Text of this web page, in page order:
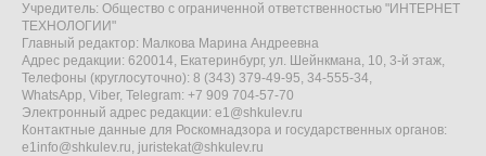
Учредитель: Общество с ограниченной ответственностью "ИНТЕРНЕТ
ТЕХНОЛОГИИ"
Главный редактор: Малкова Марина Андреевна
Адрес редакции: 620014, Екатеринбург, ул. Шейнкмана, 10, 3-й этаж,
Телефоны (круглосуточно): 8 (343) 379-49-95, 34-555-34,
WhatsApp, Viber, Telegram: +7 909 704-57-70
Электронный адрес редакции: e1@shkulev.ru
Контактные данные для Роскомнадзора и государственных органов:
e1info@shkulev.ru, juristekat@shkulev.ru